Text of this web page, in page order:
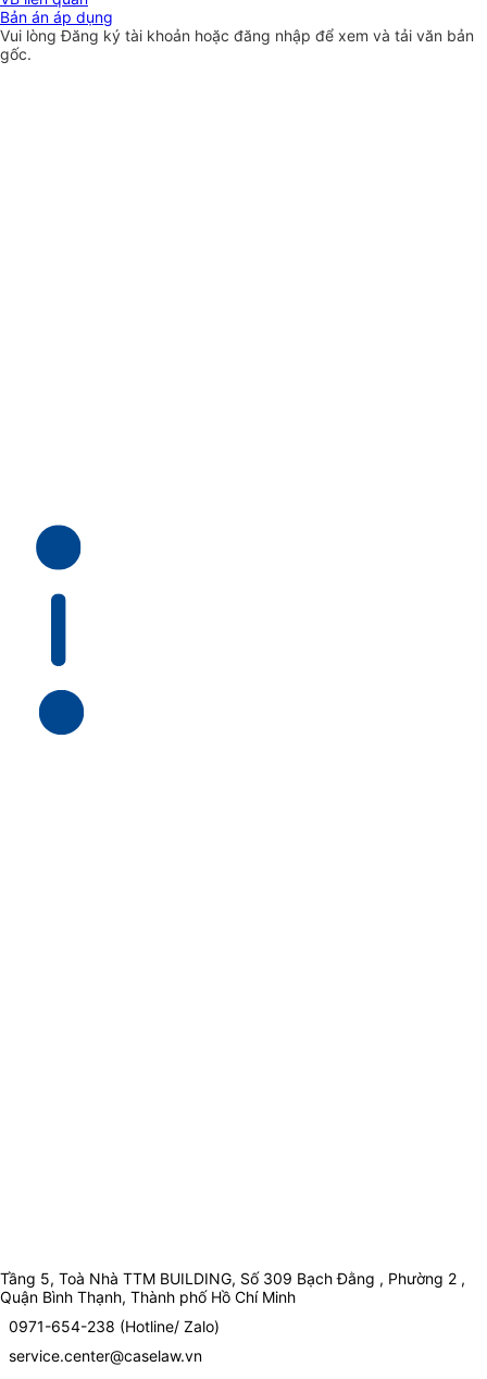
Bản án áp dụng
Vui lòngĐăng ký tài khoản hoặc đăng nhập để xem và tải văn bản
gốc.
Tầng 5, Toà Nhà TTM BUILDING, Số 309 Bạch Đằng , Phường 2 ,
Quận Bình Thạnh, Thành phố Hồ Chí Minh
0971-654-238 (Hotline/ Zalo)
service.center@caselaw.vn